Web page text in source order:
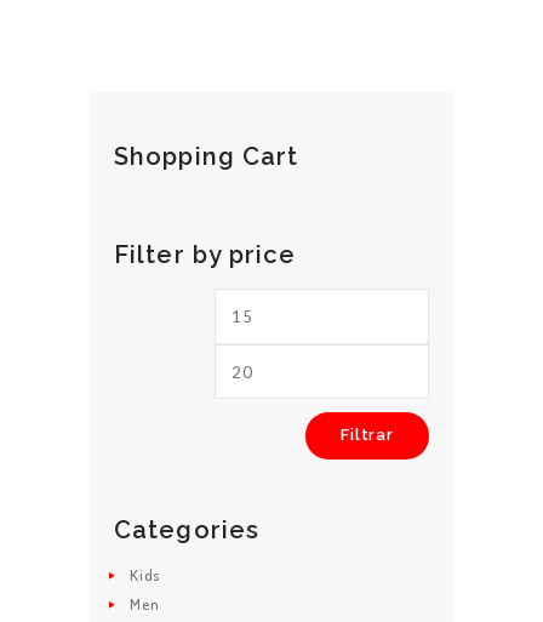
SOLICITAR
SERVICIO
Shopping Cart
Filter by price
Precio
mínimo
Filtrar
Categories
Kids
Men